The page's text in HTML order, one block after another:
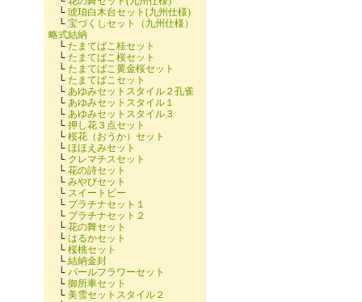
└ 琥珀白木台セット(九州仕様)
└ 宝づくしセット（九州仕様）
略式結納
└ たまてばこ桂セット
└ たまてばこ桜セット
└ たまてばこ黄金桜セット
└ たまてばこセット
└ あゆみセットスタイル２孔雀
└ あゆみセットスタイル１
└ あゆみセットスタイル３
└ 押し花３点セット
└ 桜花（おうか）セット
└ ほほえみセット
└ クレマチスセット
└ 花の詩セット
└ みやびセット
└ スイートピー
└ プラチナセット１
└ プラチナセット２
└ 花の舞セット
└ はるかセット
└ 桜桃セット
└ 結納金封
└ パールフラワーセット
└ 御所車セット
└ 美雪セットスタイル２